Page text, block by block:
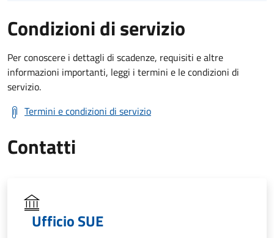
Condizioni di servizio
Per conoscere i dettagli di scadenze, requisiti e altre
informazioni importanti, leggi i termini e le condizioni di
servizio.
Termini e condizioni di servizio
Contatti
Ufficio SUE